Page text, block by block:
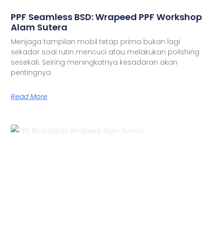
PPF Seamless BSD: Wrapeed PPF Workshop
Alam Sutera
Menjaga tampilan mobil tetap prima bukan lagi
sekadar soal rutin mencuci atau melakukan polishing
sesekali. Seiring meningkatnya kesadaran akan
pentingnya
Read More